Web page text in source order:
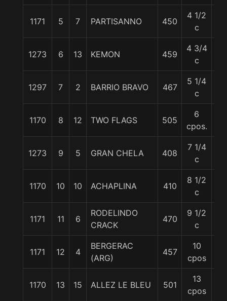
1171 5 7 PARTISANNO 450
4 1/2
c
1273 6 13 KEMON 459
4 3/4
c
1297 7 2 BARRIO BRAVO 467
5 1/4
c
1170 8 12 TWO FLAGS 505
6
cpos.
1273 9 5 GRAN CHELA 408
7 1/4
c
1170 10 10 ACHAPLINA 410
8 1/2
c
1171 11 6
RODELINDO
CRACK
470
9 1/2
c
1171 12 4
BERGERAC
(ARG)
457
10
cpos
1170 13 15 ALLEZ LE BLEU 501
13
cpos